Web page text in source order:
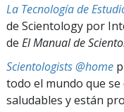
La Tecnología de
de Scientology por
de El Manual de
Scientologists @home
todo el mundo que
saludables y están